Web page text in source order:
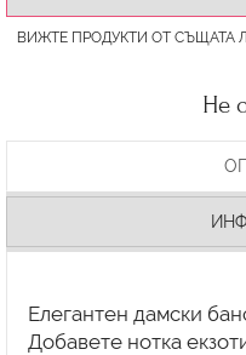
ВИЖТЕ ПРОДУКТИ ОТ СЪЩАТА
Не
Елегантен дамски
Добавете нотка